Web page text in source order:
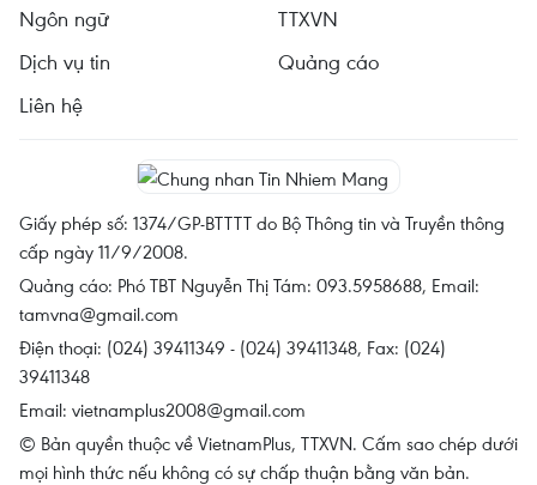
Ngôn ngữ
TTXVN
Dịch vụ tin
Quảng cáo
Liên hệ
Giấy phép số: 1374/GP-BTTTT do Bộ Thông tin và Truyền thông
cấp ngày 11/9/2008.
Quảng cáo: Phó TBT Nguyễn Thị Tám: 093.5958688, Email:
tamvna@gmail.com
Điện thoại: (024) 39411349 - (024) 39411348, Fax: (024)
39411348
Email: vietnamplus2008@gmail.com
© Bản quyền thuộc về VietnamPlus, TTXVN. Cấm sao chép dưới
mọi hình thức nếu không có sự chấp thuận bằng văn bản.